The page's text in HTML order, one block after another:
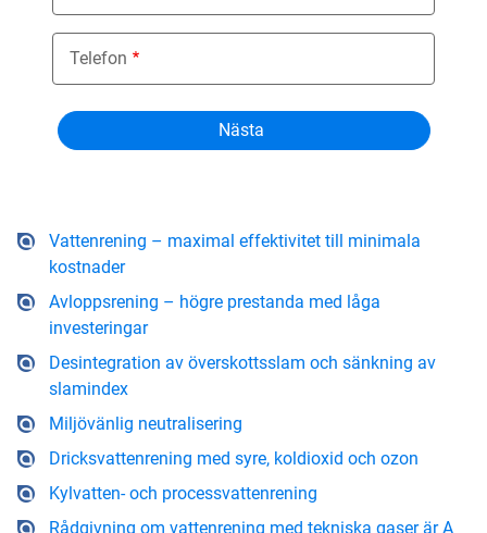
Vattenrening – maximal effektivitet till minimala
kostnader
Avloppsrening – högre prestanda med låga
investeringar
Desintegration av överskottsslam och sänkning av
slamindex
Miljövänlig neutralisering
Dricksvattenrening med syre, koldioxid och ozon
Kylvatten- och processvattenrening
Rådgivning om vattenrening med tekniska gaser är A
Telefon